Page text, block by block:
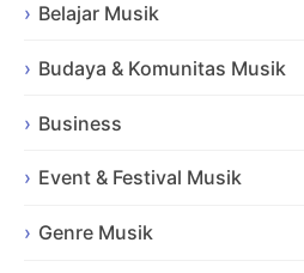
Belajar Musik
Budaya & Komunitas Musik
Business
Event & Festival Musik
Genre Musik